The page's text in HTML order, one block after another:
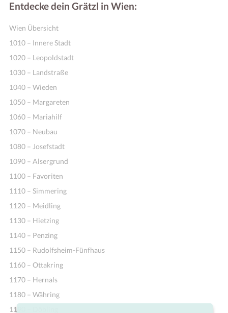
Entdecke dein Grätzl in Wien:
Wien Übersicht
1010 – Innere Stadt
1020 – Leopoldstadt
1030 – Landstraße
1040 – Wieden
1050 – Margareten
1060 – Mariahilf
1070 – Neubau
1080 – Josefstadt
1090 – Alsergrund
1100 – Favoriten
1110 – Simmering
1120 – Meidling
1130 – Hietzing
1140 – Penzing
1150 – Rudolfsheim-Fünfhaus
1160 – Ottakring
1170 – Hernals
1180 – Währing
1190 – Döbling